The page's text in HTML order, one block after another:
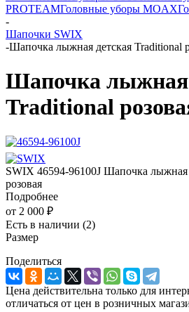
PROTEAMГоловные уборы MOAX
-
Шапочки SWIX
-Шапочка лыжная детская Traditional
Шапочка лыжная
Traditional
SWIX 46594-96100J Шапочка лыжная
розовая
Подробнее
от 2 000 ₽
Есть в наличии (2)
Размер
Поделиться
Цена действительна только для
отличаться от цен в розничных